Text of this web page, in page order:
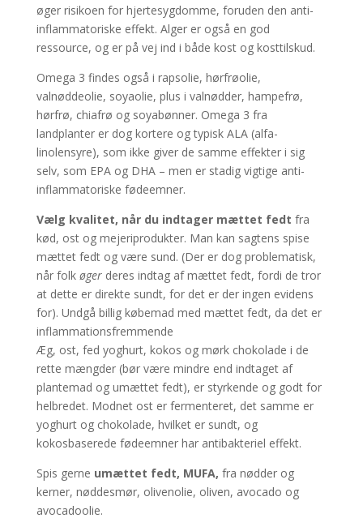
øger risikoen for hjertesygdomme, foruden den anti-
inflammatoriske effekt. Alger er også en god
ressource, og er på vej ind i både kost og kosttilskud.
Omega 3 findes også i rapsolie, hørfrøolie,
valnøddeolie, soyaolie, plus i valnødder, hampefrø,
hørfrø, chiafrø og soyabønner. Omega 3 fra
landplanter er dog kortere og typisk ALA (alfa-
linolensyre), som ikke giver de samme effekter i sig
selv, som EPA og DHA – men er stadig vigtige anti-
inflammatoriske fødeemner.
Vælg kvalitet, når du indtager mættet fedt fra
kød, ost og mejeriprodukter. Man kan sagtens spise
mættet fedt og være sund. (Der er dog problematisk,
når folk øgerderes indtag af mættet fedt, fordi de tror
at dette er direkte sundt, for det er der ingen evidens
for). Undgå billig købemad med mættet fedt, da det er
inflammationsfremmende
Æg, ost, fed yoghurt, kokos og mørk chokolade i de
rette mængder (bør være mindre end indtaget af
plantemad og umættet fedt), er styrkende og godt for
helbredet. Modnet ost er fermenteret, det samme er
yoghurt og chokolade, hvilket er sundt, og
kokosbaserede fødeemner har antibakteriel effekt.
Spis gerne umættet fedt, MUFA, fra nødder og
kerner, nøddesmør, olivenolie, oliven, avocado og
avocadoolie.